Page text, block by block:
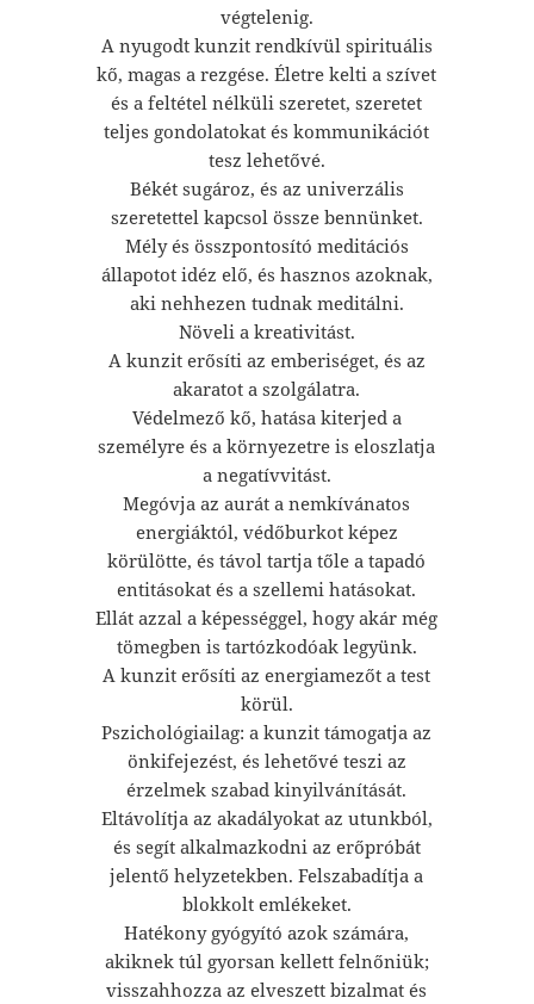
végtelenig.
A nyugodt kunzit rendkívül spirituális
kő, magas a rezgése. Életre kelti a szívet
és a feltétel nélküli szeretet, szeretet
teljes gondolatokat és kommunikációt
tesz lehetővé.
Békét sugároz, és az univerzális
szeretettel kapcsol össze bennünket.
Mély és összpontosító meditációs
állapotot idéz elő, és hasznos azoknak,
aki nehhezen tudnak meditálni.
Növeli a kreativitást.
A kunzit erősíti az emberiséget, és az
akaratot a szolgálatra.
Védelmező kő, hatása kiterjed a
személyre és a környezetre is eloszlatja
a negatívvitást.
Megóvja az aurát a nemkívánatos
energiáktól, védőburkot képez
körülötte, és távol tartja tőle a tapadó
entitásokat és a szellemi hatásokat.
Ellát azzal a képességgel, hogy akár még
tömegben is tartózkodóak legyünk.
A kunzit erősíti az energiamezőt a test
körül.
Pszichológiailag: a kunzit támogatja az
önkifejezést, és lehetővé teszi az
érzelmek szabad kinyilvánítását.
Eltávolítja az akadályokat az utunkból,
és segít alkalmazkodni az erőpróbát
jelentő helyzetekben. Felszabadítja a
blokkolt emlékeket.
Hatékony gyógyító azok számára,
akiknek túl gyorsan kellett felnőniük;
visszahhozza az elveszett bizalmat és